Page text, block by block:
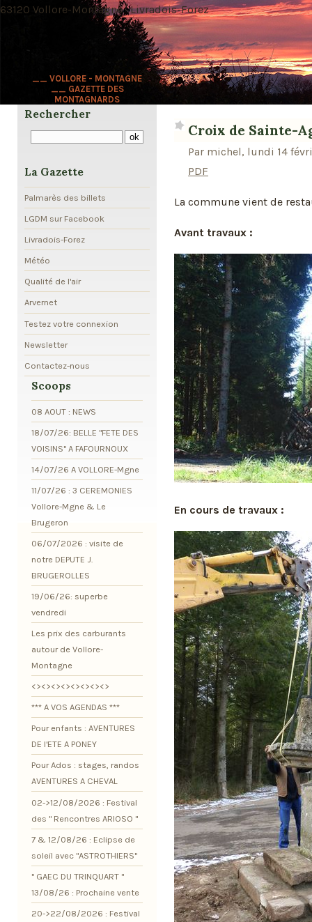
__ VOLLORE - MONTAGNE
__ GAZETTE DES
MONTAGNARDS
63120 Vollore-Montagne · Livradois-Forez
Croix de Sainte-
Par michel, lundi 14
PDF
La commune vient de
Avant travaux :
En cours de travaux :
Rechercher
La Gazette
Palmarès des billets
LGDM sur Facebook
Livradois-Forez
Météo
Qualité de l'air
Arvernet
Testez votre connexion
Newsletter
Contactez-nous
Scoops
08 AOUT : NEWS
18/07/26: BELLE "FETE DES
VOISINS" A FAFOURNOUX
14/07/26 A VOLLORE-Mgne
11/07/26 : 3 CEREMONIES
Vollore-Mgne & Le
Brugeron
06/07/2026 : visite de
notre DEPUTE J.
BRUGEROLLES
19/06/26: superbe
vendredi
Les prix des carburants
autour de Vollore-
Montagne
<><><><><><><><>
*** A VOS AGENDAS ***
Pour enfants : AVENTURES
DE l'ETE A PONEY
Pour Ados : stages, randos
AVENTURES A CHEVAL
02->12/08/2026 : Festival
des " Rencontres ARIOSO "
7 & 12/08/26 : Eclipse de
soleil avec "ASTROTHIERS"
" GAEC DU TRINQUART "
13/08/26 : Prochaine vente
20->22/08/2026 : Festival